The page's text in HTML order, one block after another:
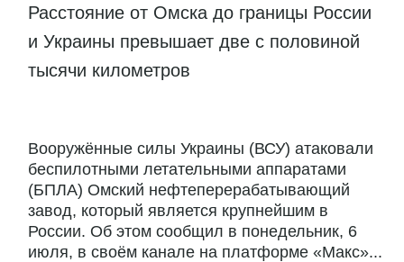
Расстояние от Омска до границы России
и Украины превышает две с половиной
тысячи километров
Вооружённые силы Украины (ВСУ) атаковали
беспилотными летательными аппаратами
(БПЛА) Омский нефтеперерабатывающий
завод, который является крупнейшим в
России. Об этом сообщил в понедельник, 6
июля, в своём канале на платформе «Макс»...